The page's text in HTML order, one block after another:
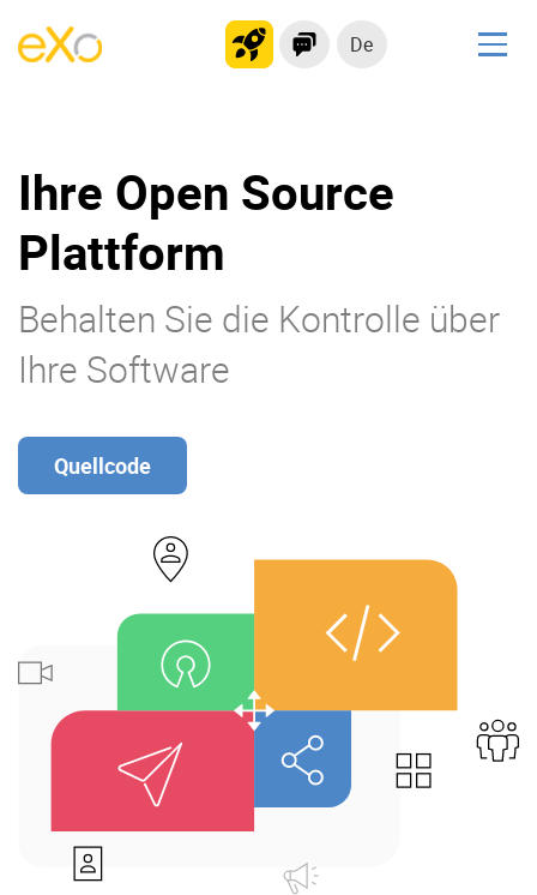
De
Soziales Netzwerk
Wissensmanagement
Bewerbungsportal
Produkt
Internationalisierung
Ressourcen-Center
Ihre Open Source
Plattform
Behalten Sie die Kontrolle über
Ihre Software
Quellcode